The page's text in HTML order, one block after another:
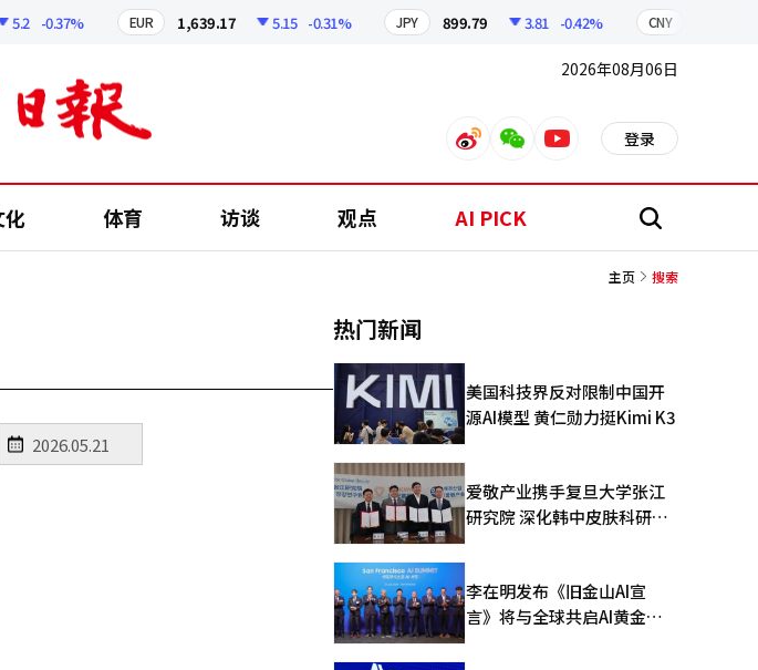
-0.37% EUR 1,639.17 5.15 -0.31% JPY 899.79 3.81 -0.42% CNY
2026年08月06日
weiboweixinyoutube 登录
化 体育 访谈 观点 AI PICK 搜
主页 搜索
热门新闻
美国科技界反对限制中国开
源AI模型 黄仁勋力挺Kimi K3
爱敬产业携手复旦大学张江
研究院 深化韩中皮肤科研合
李在明发布《旧金山AI宣
言》将与全球共启AI黄金时